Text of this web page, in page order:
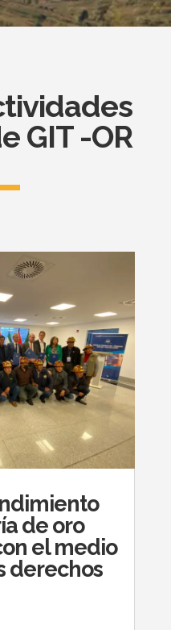
GIT -OR
de oro
el medio
derechos